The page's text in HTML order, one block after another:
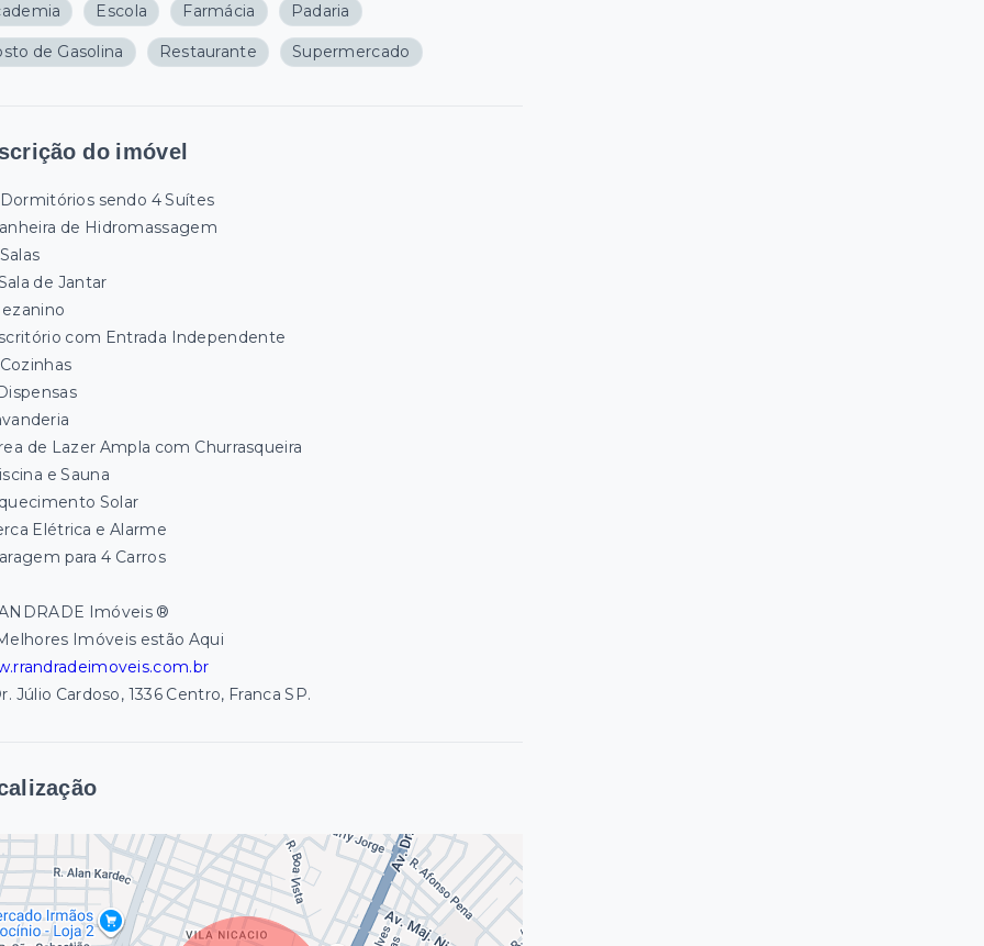
Escola Farmácia Padaria
de Gasolina Restaurante Supermercado
do imóvel
Dormitórios sendo 4 Suítes
de Hidromassagem
de Jantar
com Entrada Independente
de Lazer Ampla com Churrasqueira
e Sauna
Solar
Elétrica e Alarme
para 4 Carros
Imóveis ®
Imóveis estão Aqui
Júlio Cardoso, 1336 Centro, Franca SP.